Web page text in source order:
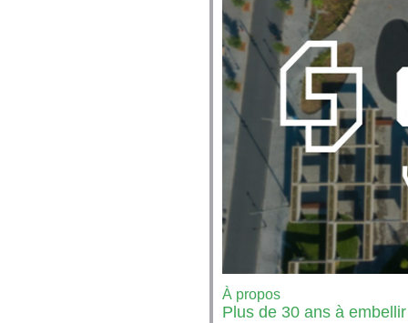
À propos
Plus de 30 ans à